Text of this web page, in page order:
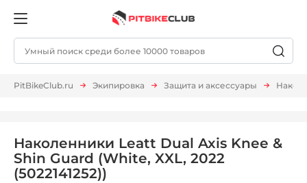
PitBikeClub.ru Экипировка Защита и аксессуары
Наколенники Leatt Dual Axis Knee &
Shin Guard (White, XXL, 2022
(5022141252))